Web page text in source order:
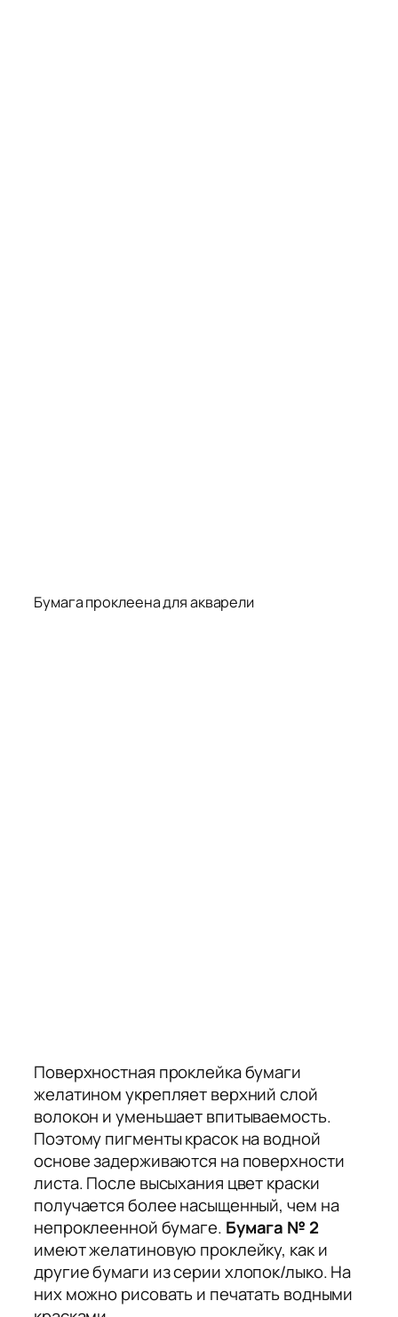
Бумага проклеена для акварели
Поверхностная проклейка бумаги
желатином укрепляет верхний слой
волокон и уменьшает впитываемость.
Поэтому пигменты красок на водной
основе задерживаются на поверхности
листа. После высыхания цвет краски
получается более насыщенный, чем на
непроклеенной бумаге. Бумага № 2
имеют желатиновую проклейку, как и
другие бумаги из сериихлопок/лыко. На
них можно рисовать и печатать водными